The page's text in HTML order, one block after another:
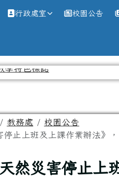
網
行政處室 校園公告
教務處
校園公告
停止上班及上課作業辦法》
然災害停止上